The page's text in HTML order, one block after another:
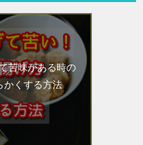
苦味がある時の
かくする方法